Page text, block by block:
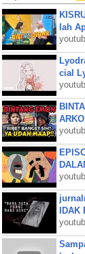
lah
cial